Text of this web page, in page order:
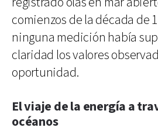
comienzos de la década de
ninguna medición había
claridad los valores
oportunidad.
El viaje de la energía a
océanos